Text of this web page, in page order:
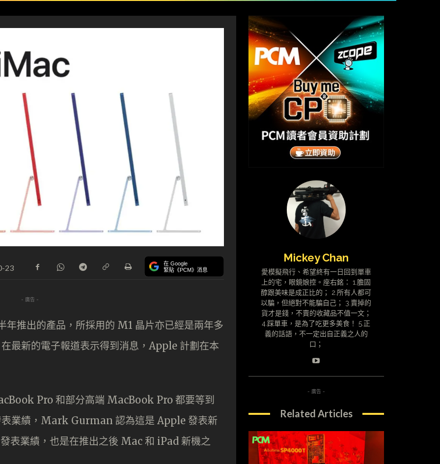
23 在 Google
緊貼《PCM》消息
- 廣告 -
推出的產品，所採用的 M1 晶片亦已經是兩年多
新的電子報道表示得到消息，Apple 計劃在本
Pro 和部分高端 MacBook Pro 都要等到
表業績，Mark Gurman 認為這是 Apple 發表新
表業績，也是在推出之後 Mac 和 iPad 新機之
Mickey Chan
愛模擬飛行、希望終有一日回到單車
上的宅，眼鏡娘控。座右銘： 1.膽固
醇跟美味是成正比的； 2.所有人都可
以騙，但絕對不能騙自己； 3.賣掉的
貨才是錢，不賣的收藏品不值一文；
4.踩單車，是為了吃更多美食！ 5.正
義的話語，不一定出自正義之人的
口；
- 廣告 -
Related Articles